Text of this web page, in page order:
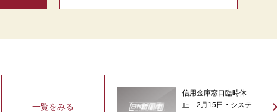
一覧をみる
信用金庫窓口臨時休
止 2月15日・システ